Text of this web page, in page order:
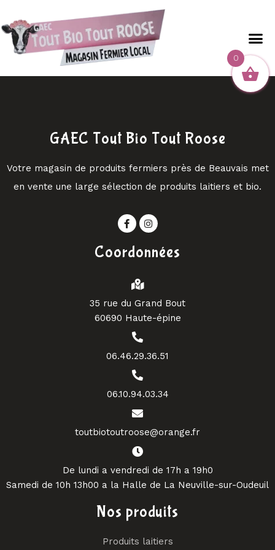
GAEC Tout Bio Tout Roose
Votre magasin de produits fermiers près de Beauvais met
en vente une large sélection de produits laitiers et bio.
Coordonnées
35 rue du Grand Bout
60690 Haute-épine
06.46.29.36.51
06.10.94.03.34
toutbiotoutroose@orange.fr
De lundi a vendredi de 17h a 19h0
Samedi de 10h 13h00 a la Halle de La Neuville-sur-Oudeuil
Nos produits
Produits laitiers
0